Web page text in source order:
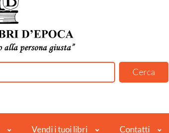
Vendi i tuoi libri Contatti